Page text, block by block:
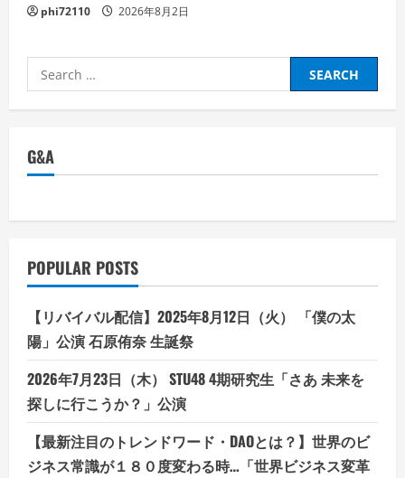
phi72110 2026年8月2日
Search
for:
G&A
POPULAR POSTS
【リバイバル配信】2025年8月12日（火） 「僕の太
陽」公演 石原侑奈 生誕祭
2026年7月23日（木） STU48 4期研究生「さあ 未来を
探しに行こうか？」公演
【最新注目のトレンドワード・DAOとは？】世界のビ
ジネス常識が１８０度変わる時…「世界ビジネス変革